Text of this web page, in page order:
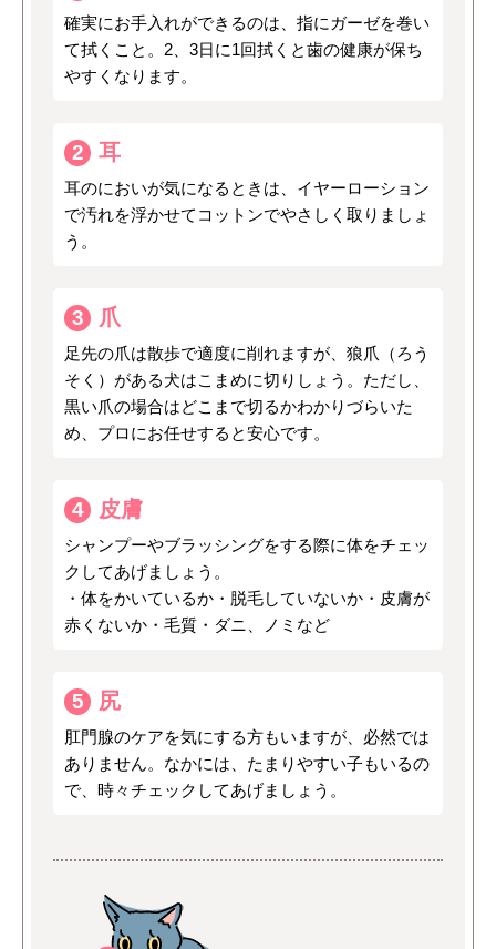
確実にお手入れができるのは、指にガーゼを巻い
て拭くこと。2、3日に1回拭くと歯の健康が保ち
やすくなります。
2 耳
耳のにおいが気になるときは、イヤーローション
で汚れを浮かせてコットンでやさしく取りましょ
う。
3 爪
足先の爪は散歩で適度に削れますが、狼爪（ろう
そく）がある犬はこまめに切りしょう。ただし、
黒い爪の場合はどこまで切るかわかりづらいた
め、プロにお任せすると安心です。
4 皮膚
シャンプーやブラッシングをする際に体をチェッ
クしてあげましょう。
・体をかいているか・脱毛していないか・皮膚が
赤くないか・毛質・ダニ、ノミなど
5 尻
肛門腺のケアを気にする方もいますが、必然では
ありません。なかには、たまりやすい子もいるの
で、時々チェックしてあげましょう。